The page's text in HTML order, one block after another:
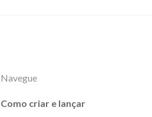
Navegue
Como criar e lançar